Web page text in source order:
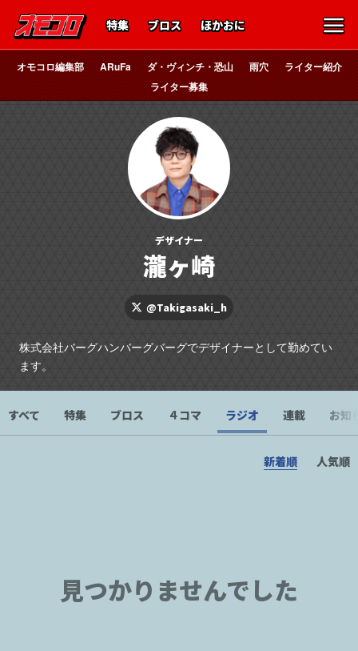
特集 ブロス ほかおに
オモコロ編集部 ARuFa ダ・ヴィンチ・恐山 雨穴
ライター紹介
ライター募集
デザイナー
瀧ヶ崎
@Takigasaki_h
株式会社バーグハンバーグバーグでデザイナーとして勤めてい
ます。
すべて 特集 ブロス ４コマ ラジオ 連載 お知
新着順 人気順
見つかりませんでした